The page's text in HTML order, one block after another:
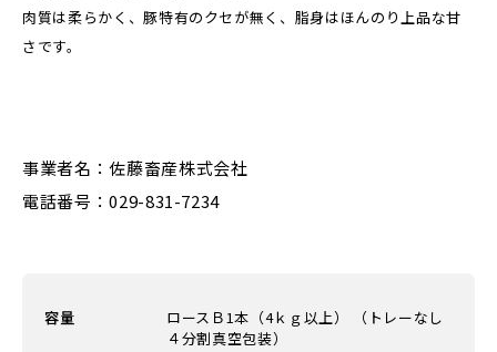
肉質は柔らかく、豚特有のクセが無く、脂身はほんのり上品な甘
さです。
事業者名：佐藤畜産株式会社
電話番号：029-831-7234
容量
ロースＢ1本（4ｋｇ以上） （トレーなし
４分割真空包装）